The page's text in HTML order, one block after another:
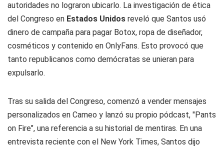
autoridades no lograron ubicarlo. La investigación de ética
del Congreso en Estados Unidos reveló que Santos usó
dinero de campaña para pagar Botox, ropa de diseñador,
cosméticos y contenido en OnlyFans. Esto provocó que
tanto republicanos como demócratas se unieran para
expulsarlo.
Tras su salida del Congreso, comenzó a vender mensajes
personalizados en Cameo y lanzó su propio pódcast, "Pants
on Fire", una referencia a su historial de mentiras. En una
entrevista reciente con el New York Times, Santos dijo